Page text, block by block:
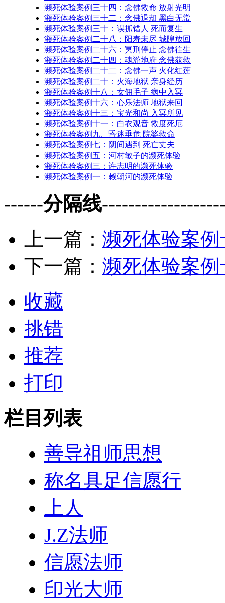
濒死体验案例三十四：念佛救命 放射光明
濒死体验案例三十二：念佛退却 黑白无常
濒死体验案例三十：误抓错人 死而复生
濒死体验案例二十八：阳寿未尽 城隍放回
濒死体验案例二十六：冥刑停止 念佛往生
濒死体验案例二十四：魂游地府 念佛获救
濒死体验案例二十二：念佛一声 火化红莲
濒死体验案例二十：火海地狱 亲身经历
濒死体验案例十八：女佣毛子 病中入冥
濒死体验案例十六：心乐法师 地狱来回
濒死体验案例十三：宝光和尚 入冥所见
濒死体验案例十一：白衣观音 救度死厄
濒死体验案例九、昏迷垂危 院婆救命
濒死体验案例七：阴间遇到 死亡丈夫
濒死体验案例五：河村敏子的濒死体验
濒死体验案例三：许志明的濒死体验
濒死体验案例一：赖朝河的濒死体验
------分隔线
上一篇： 濒死体验案
下一篇： 濒死体验案
收藏
挑错
推荐
打印
栏目列表
善导祖师思想
称名具足信愿行
上人
J.Z法师
信愿法师
印光大师